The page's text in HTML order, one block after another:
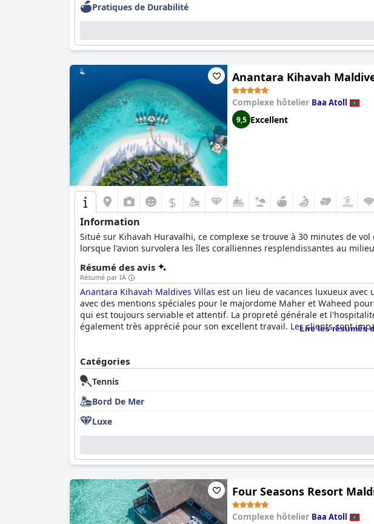
Pratiques de Durabilité
Anantara Kihavah
Complexe hôtelier Baa Atoll
9,5 Excellent
$
Information
Situé sur Kihavah Huravalhi, ce complexe se trouve à 30 minutes de
lorsque l'avion survolera les îles coralliennes resplendissantes au
Résumé des avis
Résumé par IA
Anantara Kihavah Maldives Villas est un lieu de vacances luxueux
avec des mentions spéciales pour le majordome Maher et Waheed
qui est toujours serviable et attentif. La propreté générale et
également très apprécié pour son excellent travail. Les clients sont
Lire les résumés
Catégories
Tennis
Bord De Mer
Luxe
Four Seasons Resort
Complexe hôtelier Baa Atoll